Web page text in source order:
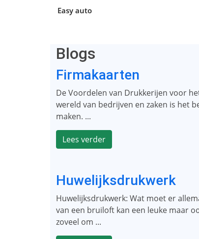
Easy auto
Blogs
Firmakaarten
De Voordelen van Drukkerijen voor
wereld van bedrijven en zaken is het
maken. ...
Lees verder
Huwelijksdrukwerk
Huwelijksdrukwerk: Wat moet er
van een bruiloft kan een leuke maar
zoveel om ...